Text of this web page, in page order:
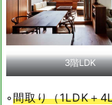
3階LDK
◦間取り（1LDK＋